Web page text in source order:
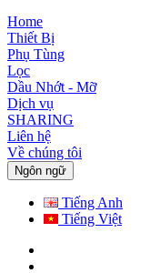
Home
Thiết Bị
Phụ Tùng
Lọc
Dầu Nhớt - Mỡ
Dịch vụ
SHARING
Liên hệ
Về chúng tôi
Ngôn ngữ
Tiếng Anh
Tiếng Việt